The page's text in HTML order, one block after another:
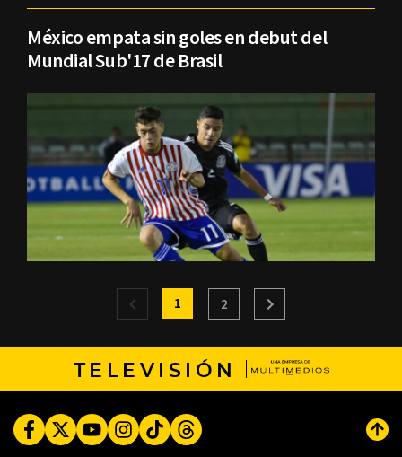
México empata sin goles en debut del
Mundial Sub'17 de Brasil
1 2
TELEVISIÓN
FacebookTwitterYoutubeInstagram
TikTokThreads